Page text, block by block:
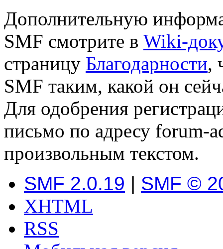
Дополнительную
SMF смотрите в Wiki-
страницу Благодарности,
SMF таким, какой он
Для одобрения
письмо по адресу forum-
произвольным текстом.
SMF 2.0.19 | SMF ©
XHTML
RSS